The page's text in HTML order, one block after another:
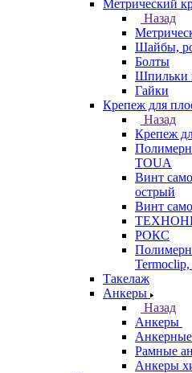
Метрический
Назад
Шайбы,
Болты
Шпильки
Гайки
Крепеж для
Назад
Крепеж
TOUA
Винт
острый
Винт
РОКС
Такелаж
Анкеры
Назад
Анкеры
Рамные
Анкеры